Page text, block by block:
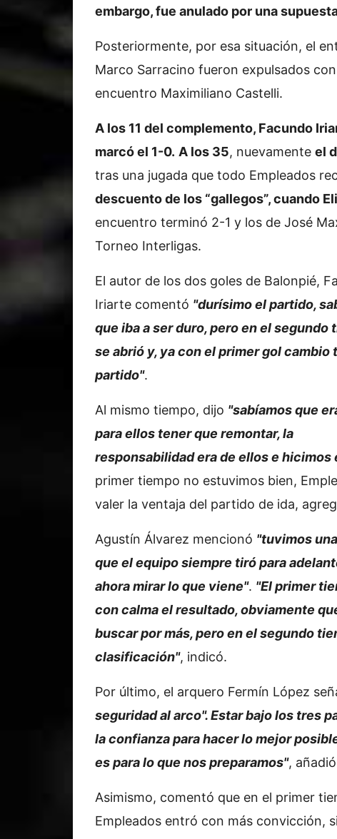
embargo, fue anulado por una
Posteriormente, por esa situación, el
Marco Sarracino fueron expulsados
encuentro Maximiliano Castelli.
A los 11 del complemento, Facundo
marcó el 1-0. A los 35, nuevamente el
tras una jugada que todo Empleados
descuento de los “gallegos”, cuando
encuentro terminó 2-1 y los de José
Torneo Interligas.
El autor de los dos goles de Balonpié,
Iriarte comentó "durísimo el partido,
que iba a ser duro, pero en el segundo
se abrió y, ya con el primer gol cambio
partido".
Al mismo tiempo, dijo "sabíamos que
para ellos tener que remontar, la
responsabilidad era de ellos e hicimos
primer tiempo no estuvimos bien,
valer la ventaja del partido de ida,
Agustín Álvarez mencionó "tuvimos
que el equipo siempre tiró para
ahora mirar lo que viene". "El primer
con calma el resultado, obviamente
buscar por más, pero en el segundo
clasificación", indicó.
Por último, el arquero Fermín López
seguridad al arco". Estar bajo los tres
la confianza para hacer lo mejor
es para lo que nos preparamos",
Asimismo, comentó que en el primer
Empleados entró con más convicción,